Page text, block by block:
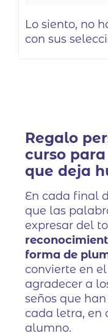
Lo siento, no
con sus
Regalo
curso
que deja
En cada final
que las
expresar del
forma de
convierte en
agradecer a
seños que
cada letra, en
alumno.